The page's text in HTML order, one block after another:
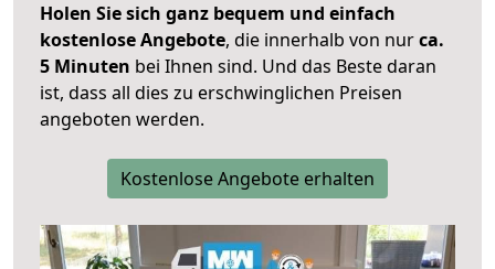
Holen Sie sich ganz bequem und einfach
kostenlose Angebote, die innerhalb von nurca.
5 Minuten bei Ihnen sind. Und das Beste daran
ist, dass all dies zu erschwinglichen Preisen
angeboten werden.
Kostenlose Angebote erhalten